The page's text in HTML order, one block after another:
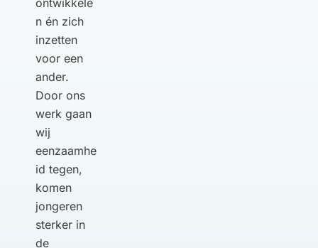
ontwikkele
n én zich
inzetten
voor een
ander.
Door ons
werk gaan
wij
eenzaamhe
id tegen,
komen
jongeren
sterker in
de